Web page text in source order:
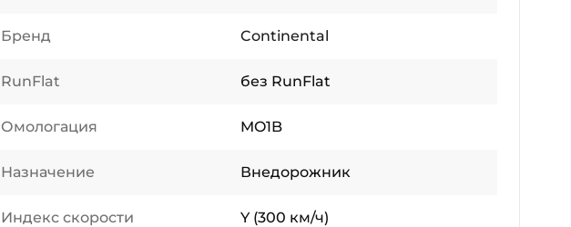
Бренд Continental
RunFlat без RunFlat
Омологация MO1B
Назначение Внедорожник
Индекс скорости Y (300 км/ч)